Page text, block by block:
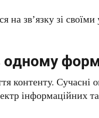
на зв’язку зі
одному
контенту. Сучасні
інформаційних